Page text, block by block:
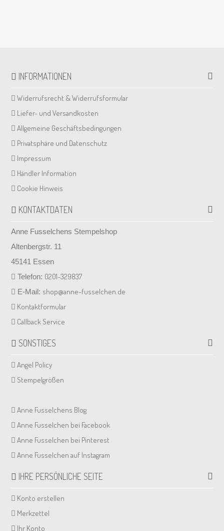
INFORMATIONEN
Widerrufsrecht & Widerrufsformular
Liefer- und Versandkosten
Allgemeine Geschäftsbedingungen
Privatsphäre und Datenschutz
Impressum
Händler Information
Cookie Hinweis
KONTAKTDATEN
Anne Fusselchens Stempelshop
Altenbergstr. 11
45141 Essen
Telefon: 0201-329837
E-Mail: shop@anne-fusselchen.de
Kontaktformular
Callback Service
SONSTIGES
Angel Policy
Stempelgrößen
Anne Fusselchens Blog
Anne Fusselchen bei Facebook
Anne Fusselchen bei Pinterest
Anne Fusselchen auf Instagram
IHRE PERSÖNLICHE SEITE
Konto erstellen
Merkzettel
Ihr Konto